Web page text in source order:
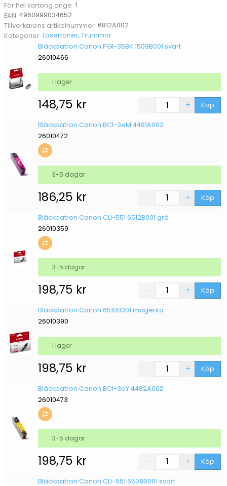
För hel kartong ange 1
EAN 4960999034652
Tillverkarens artikelnummer 6812A002
Kategorier Lasertoner,Trummor
Bläckpatron Canon PGI-35BK 1509B001 svart
26010466
148,75 kr Köp
I lager
Bläckpatron Canon BCI-3eM 4481A002
26010472
186,25 kr Köp
3-5 dagar
Bläckpatron Canon CLI-551 6512B001 grå
26010359
198,75 kr Köp
3-5 dagar
Bläckpatron Canon 6510B001 magenta
26010390
198,75 kr Köp
I lager
Bläckpatron Canon BCI-3eY 4482A002
26010473
198,75 kr Köp
3-5 dagar
Bläckpatron Canon CLI-551 6508B001 svart